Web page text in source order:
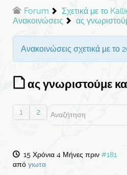
Forum
Σχετικά με το
Ανακοινώσεις
ας
Ανακοινώσεις σχετικά με το
ας γνωριστούμε
1 2
15 Χρόνια 4 Μήνες πριν #181
από γιωτα